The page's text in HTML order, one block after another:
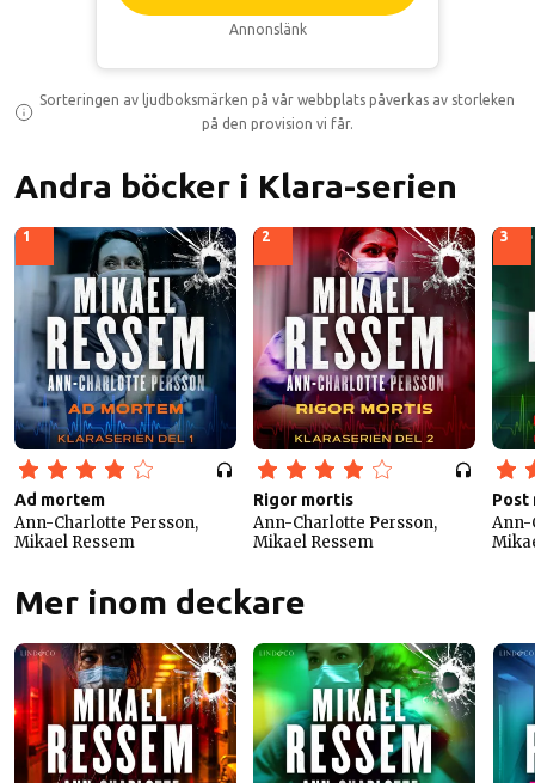
Annonslänk
Sorteringen av ljudboksmärken på vår webbplats påverkas av storleken
på den provision vi får.
Andra böcker i Klara-serien
1
Ad mortem
Ann-Charlotte Persson,
Mikael Ressem
2
Rigor mortis
Ann-Charlotte Persson,
Mikael Ressem
3
Post
Ann-
Mer inom deckare